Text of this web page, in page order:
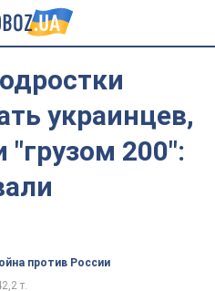
украинцев,
"грузом 200":
против России
т.